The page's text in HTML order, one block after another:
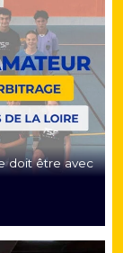
doit être avec